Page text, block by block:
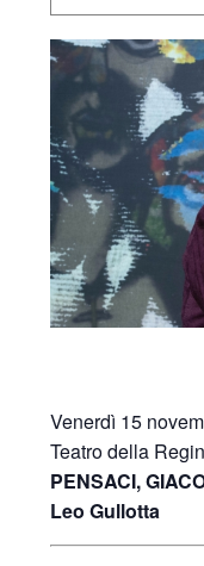
Venerdì 15
Teatro della
PENSACI,
Leo Gullotta